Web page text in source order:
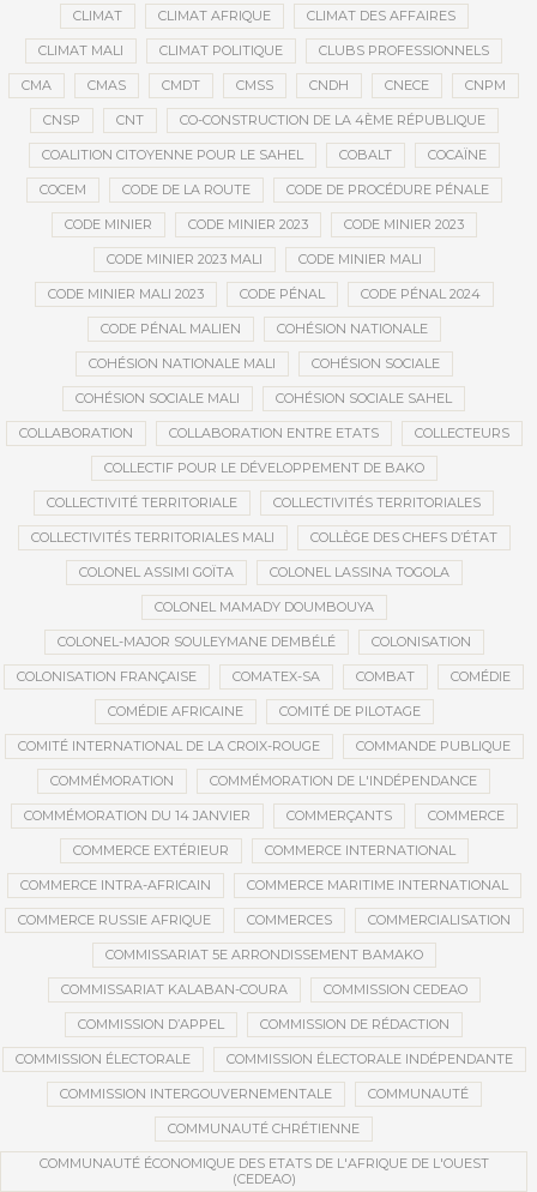
CLIMAT CLIMAT AFRIQUE CLIMAT DES AFFAIRES
CLIMAT MALI CLIMAT POLITIQUE CLUBS PROFESSIONNELS
CMA CMAS CMDT CMSS CNDH CNECE CNPM
CNSP CNT CO-CONSTRUCTION DE LA 4ÈME RÉPUBLIQUE
COALITION CITOYENNE POUR LE SAHEL COBALT COCAÏNE
COCEM CODE DE LA ROUTE CODE DE PROCÉDURE PÉNALE
CODE MINIER CODE MINIER 2023 CODE MINIER 2023
CODE MINIER 2023 MALI CODE MINIER MALI
CODE MINIER MALI 2023 CODE PÉNAL CODE PÉNAL 2024
CODE PÉNAL MALIEN COHÉSION NATIONALE
COHÉSION NATIONALE MALI COHÉSION SOCIALE
COHÉSION SOCIALE MALI COHÉSION SOCIALE SAHEL
COLLABORATION COLLABORATION ENTRE ETATS COLLECTEURS
COLLECTIF POUR LE DÉVELOPPEMENT DE BAKO
COLLECTIVITÉ TERRITORIALE COLLECTIVITÉS TERRITORIALES
COLLECTIVITÉS TERRITORIALES MALI COLLÈGE DES CHEFS D’ÉTAT
COLONEL ASSIMI GOÏTA COLONEL LASSINA TOGOLA
COLONEL MAMADY DOUMBOUYA
COLONEL-MAJOR SOULEYMANE DEMBÉLÉ COLONISATION
COLONISATION FRANÇAISE COMATEX-SA COMBAT COMÉDIE
COMÉDIE AFRICAINE COMITÉ DE PILOTAGE
COMITÉ INTERNATIONAL DE LA CROIX-ROUGE COMMANDE PUBLIQUE
COMMÉMORATION COMMÉMORATION DE L'INDÉPENDANCE
COMMÉMORATION DU 14 JANVIER COMMERÇANTS COMMERCE
COMMERCE EXTÉRIEUR COMMERCE INTERNATIONAL
COMMERCE INTRA-AFRICAIN COMMERCE MARITIME INTERNATIONAL
COMMERCE RUSSIE AFRIQUE COMMERCES COMMERCIALISATION
COMMISSARIAT 5E ARRONDISSEMENT BAMAKO
COMMISSARIAT KALABAN-COURA COMMISSION CEDEAO
COMMISSION D’APPEL COMMISSION DE RÉDACTION
COMMISSION ÉLECTORALE COMMISSION ÉLECTORALE INDÉPENDANTE
COMMISSION INTERGOUVERNEMENTALE COMMUNAUTÉ
COMMUNAUTÉ CHRÉTIENNE
COMMUNAUTÉ ÉCONOMIQUE DES ETATS DE L'AFRIQUE DE L'OUEST
(CEDEAO)